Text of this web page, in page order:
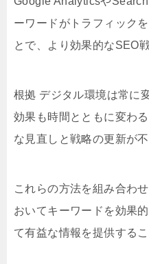
ーワードがトラフィック
とで、より効果的なSEO
根拠 デジタル環境は常に
効果も時間とともに変わ
な見直しと戦略の更新が不
これらの方法を組み合わ
おいてキーワードを効果
て有益な情報を提供する